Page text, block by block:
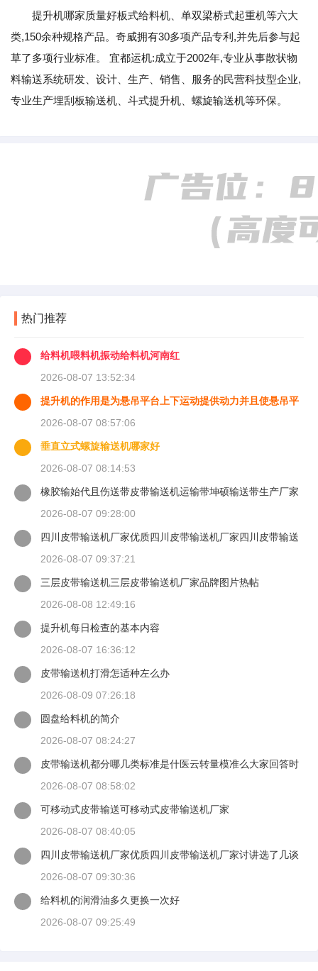
提升机哪家质量好板式给料机、单双梁桥式起重机等六大
类,150余种规格产品。奇威拥有30多项产品专利,并先后参与起
草了多项行业标准。 宜都运机:成立于2002年,专业从事散状物
料输送系统研发、设计、生产、销售、服务的民营科技型企业,
专业生产埋刮板输送机、斗式提升机、螺旋输送机等环保。
热门推荐
给料机喂料机振动给料机河南红
2026-08-07 13:52:34
提升机的作用是为悬吊平台上下运动提供动力并且使悬吊平
2026-08-07 08:57:06
垂直立式螺旋输送机哪家好
2026-08-07 08:14:53
橡胶输始代且伤送带皮带输送机运输带坤硕输送带生产厂家
2026-08-07 09:28:00
四川皮带输送机厂家优质四川皮带输送机厂家四川皮带输送
2026-08-07 09:37:21
三层皮带输送机三层皮带输送机厂家品牌图片热帖
2026-08-08 12:49:16
提升机每日检查的基本内容
2026-08-07 16:36:12
皮带输送机打滑怎适种左么办
2026-08-09 07:26:18
圆盘给料机的简介
2026-08-07 08:24:27
皮带输送机都分哪几类标准是什医云转量模准么大家回答时
2026-08-07 08:58:02
可移动式皮带输送可移动式皮带输送机厂家
2026-08-07 08:40:05
四川皮带输送机厂家优质四川皮带输送机厂家讨讲选了几谈
2026-08-07 09:30:36
给料机的润滑油多久更换一次好
2026-08-07 09:25:49